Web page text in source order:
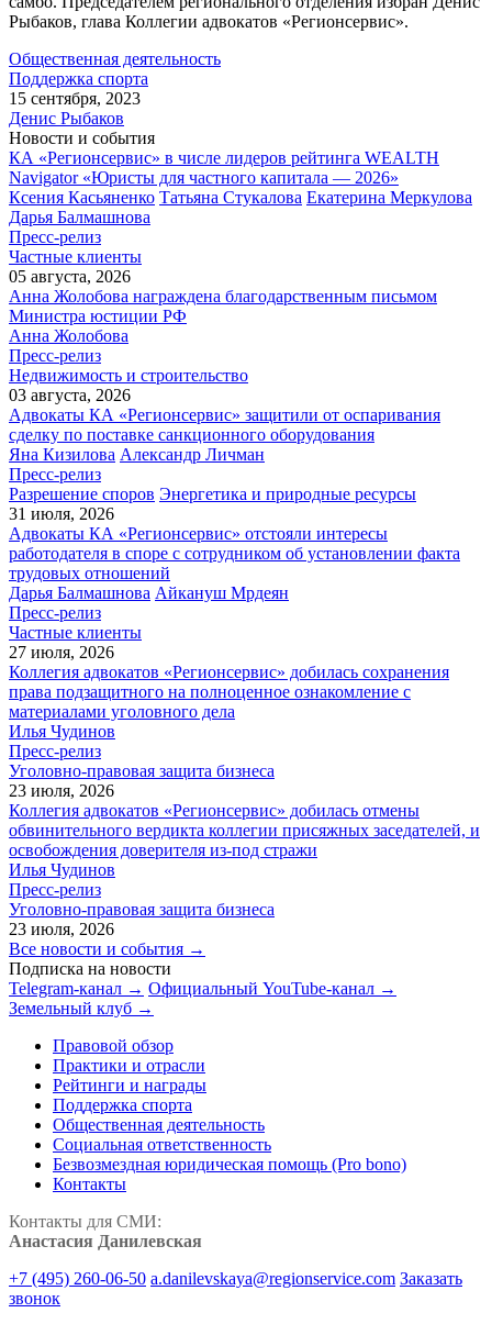
Рыбаков, глава Коллегии адвокатов «Регионсервис».
Общественная деятельность
Поддержка спорта
15 сентября, 2023
Денис Рыбаков
Новости и события
КА «Регионсервис» в числе лидеров рейтинга WEALTH
Navigator «Юристы для частного капитала — 2026»
Ксения Касьяненко Татьяна Стукалова Екатерина Меркулова
Дарья Балмашнова
Пресс-релиз
Частные клиенты
05 августа, 2026
Анна Жолобова награждена благодарственным письмом
Министра юстиции РФ
Анна Жолобова
Пресс-релиз
Недвижимость и строительство
03 августа, 2026
Адвокаты КА «Регионсервис» защитили от оспаривания
сделку по поставке санкционного оборудования
Яна Кизилова Александр Личман
Пресс-релиз
Разрешение споров Энергетика и природные ресурсы
31 июля, 2026
Адвокаты КА «Регионсервис» отстояли интересы
работодателя в споре с сотрудником об установлении факта
трудовых отношений
Дарья Балмашнова Айкануш Мрдеян
Пресс-релиз
Частные клиенты
27 июля, 2026
Коллегия адвокатов «Регионсервис» добилась сохранения
права подзащитного на полноценное ознакомление с
материалами уголовного дела
Илья Чудинов
Пресс-релиз
Уголовно-правовая защита бизнеса
23 июля, 2026
Коллегия адвокатов «Регионсервис» добилась отмены
обвинительного вердикта коллегии присяжных заседателей, и
освобождения доверителя из-под стражи
Илья Чудинов
Пресс-релиз
Уголовно-правовая защита бизнеса
23 июля, 2026
Все новости и события →
Подписка на новости
Telegram-канал → Официальный YouTube-канал →
Земельный клуб →
Правовой обзор
Практики и отрасли
Рейтинги и награды
Поддержка спорта
Общественная деятельность
Социальная ответственность
Безвозмездная юридическая помощь (Pro bono)
Контакты
Контакты для СМИ:
Анастасия Данилевская
+7 (495) 260-06-50 a.danilevskaya@regionservice.com Заказать
звонок